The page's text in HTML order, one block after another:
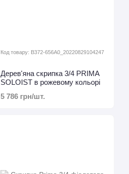
Код товару: B372-656A0_20220829104247
Дерев'яна скрипка 3/4 PRIMA
SOLOIST в рожевому кольорі
5 786 грн/шт.